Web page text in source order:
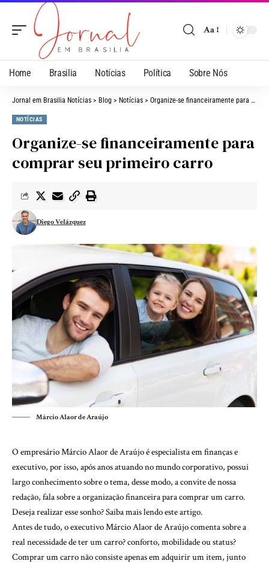
Aa
Home Brasilia Notícias Política Sobre Nós
Jornal em Brasilia Notícias > Blog > Notícias > Organize-se financeiramente para comprar seu primeiro carro
NOTÍCIAS
Organize-se financeiramente para
comprar seu primeiro carro
Diego Velázquez
Márcio Alaor de Araújo
O empresário Márcio Alaor de Araújo é especialista em finanças e
executivo, por isso, após anos atuando no mundo corporativo, possui
largo conhecimento sobre o tema, desse modo, a convite de nossa
redação, fala sobre a organização financeira para comprar um carro.
Deseja realizar esse sonho? Saiba mais lendo este artigo.
Antes de tudo, o executivo Márcio Alaor de Araújo comenta sobre a
real necessidade de ter um carro? conforto, mobilidade ou status?
Comprar um carro não consiste apenas em adquirir um item, junto